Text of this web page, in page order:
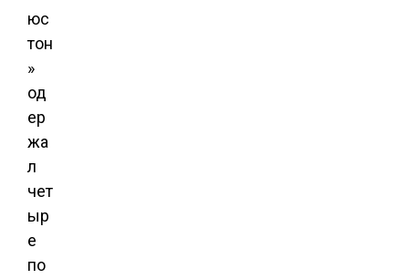
юс
тон
»
од
ер
жа
л
чет
ыр
е
по